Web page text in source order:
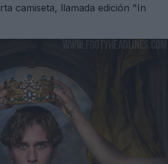
camiseta, llamada edición "In